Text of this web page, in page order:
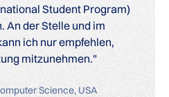
Student Program)
An der Stelle und im
ich nur empfehlen,
mitzunehmen."
Science, USA